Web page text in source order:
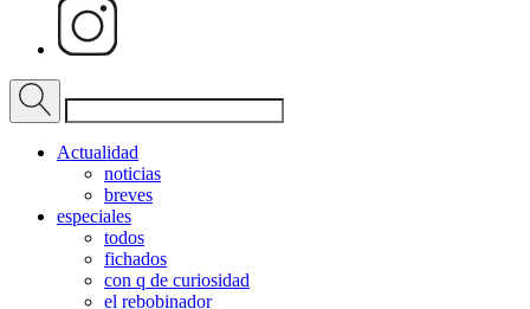
Actualidad
noticias
breves
especiales
todos
fichados
con q de curiosidad
el rebobinador